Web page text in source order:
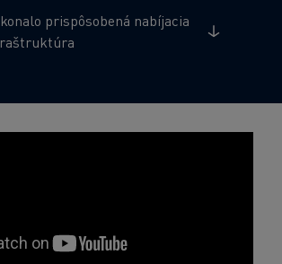
prispôsobená nabíjacia